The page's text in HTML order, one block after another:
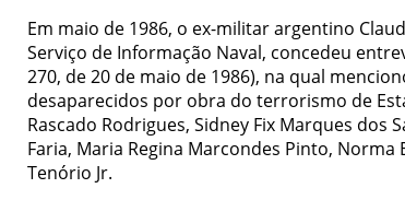
Em maio de 1986, o ex-militar argentino
Serviço de Informação Naval, concedeu
270, de 20 de maio de 1986), na qual
desaparecidos por obra do terrorismo de
Rascado Rodrigues, Sidney Fix Marques dos
Faria, Maria Regina Marcondes Pinto, Norma
Tenório Jr.